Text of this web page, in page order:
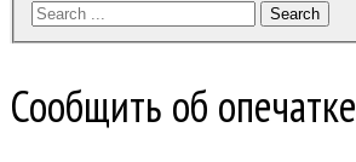
Search
Сообщить об опечатке